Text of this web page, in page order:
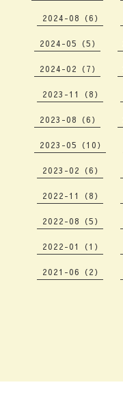
2024-08（6）
2024-05（5）
2024-02（7）
2023-11（8）
2023-08（6）
2023-05（10）
2023-02（6）
2022-11（8）
2022-08（5）
2022-01（1）
2021-06（2）